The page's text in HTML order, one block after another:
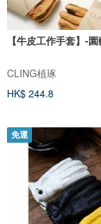
【牛皮工作手套】-
CLING植琢
HK$ 244.8
免運